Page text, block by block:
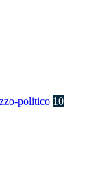
politico 10